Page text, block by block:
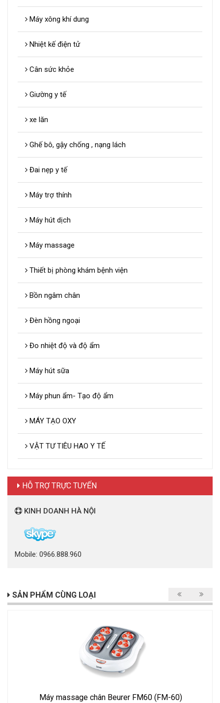
Máy xông khí dung
Nhiệt kế điện tử
Cân sức khỏe
Giường y tế
xe lăn
Ghế bô, gậy chống , nạng lách
Đai nẹp y tế
Máy trợ thính
Máy hút dịch
Máy massage
Thiết bị phòng khám bệnh viện
Bồn ngâm chân
Đèn hồng ngoại
Đo nhiệt độ và độ ẩm
Máy hút sữa
Máy phun ẩm- Tạo độ ẩm
MÁY TẠO OXY
VẬT TƯ TIÊU HAO Y TẾ
HỖ TRỢ TRỰC TUYẾN
KINH DOANH HÀ NỘI
Mobile: 0966.888.960
SẢN PHẨM CÙNG LOẠI
Máy massage chân Beurer FM60 (FM-60)